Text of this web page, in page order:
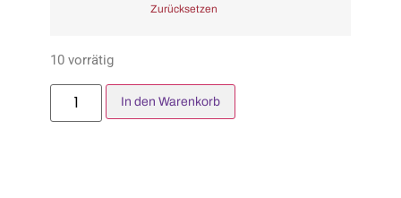
Zurücksetzen
10 vorrätig
In den Warenkorb